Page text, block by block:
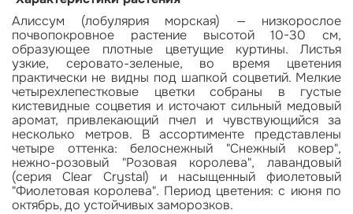
Алиссум (лобулярия морская) — низкорослое
почвопокровное растение высотой 10-30 см,
образующее плотные цветущие куртины. Листья
узкие, серовато-зеленые, во время цветения
практически не видны под шапкой соцветий. Мелкие
четырехлепестковые цветки собраны в густые
кистевидные соцветия и источают сильный медовый
аромат, привлекающий пчел и чувствующийся за
несколько метров. В ассортименте представлены
четыре оттенка: белоснежный "Снежный ковер",
нежно-розовый "Розовая королева", лавандовый
(серия Clear Crystal) и насыщенный фиолетовый
"Фиолетовая королева". Период цветения: с июня по
октябрь, до устойчивых заморозков.